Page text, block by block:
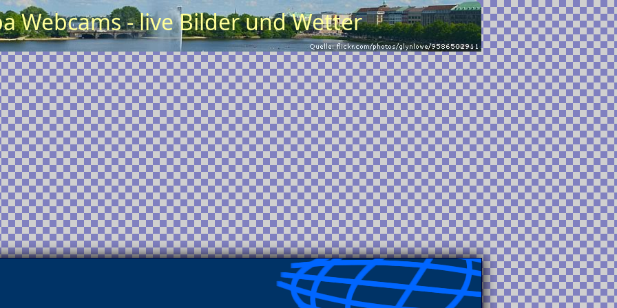
Webcams - live Bilder und Wetter